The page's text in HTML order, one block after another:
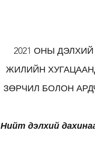
2021 ОНЫ
ЖИЛИЙН
ЗӨРЧИЛ БОЛОН
Нийт дэлхий